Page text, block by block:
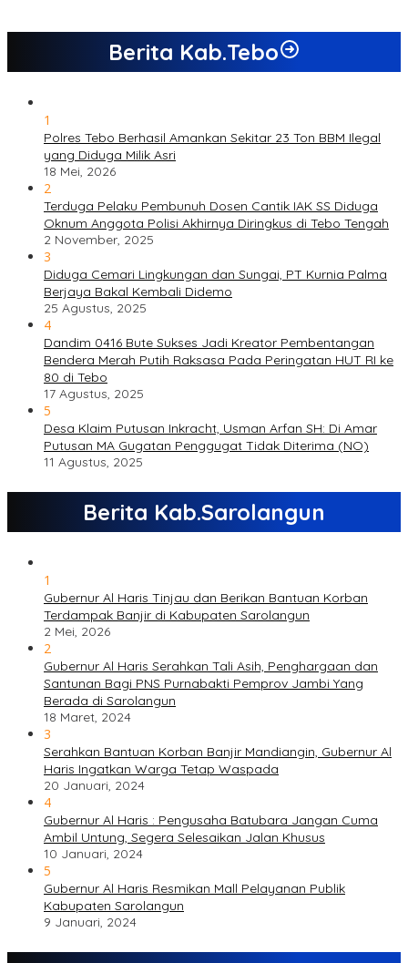
Berita Kab.Tebo
1
Polres Tebo Berhasil Amankan Sekitar 23 Ton BBM Ilegal
yang Diduga Milik Asri
18 Mei, 2026
2
Terduga Pelaku Pembunuh Dosen Cantik IAK SS Diduga
Oknum Anggota Polisi Akhirnya Diringkus di Tebo Tengah
2 November, 2025
3
Diduga Cemari Lingkungan dan Sungai, PT Kurnia Palma
Berjaya Bakal Kembali Didemo
25 Agustus, 2025
4
Dandim 0416 Bute Sukses Jadi Kreator Pembentangan
Bendera Merah Putih Raksasa Pada Peringatan HUT RI ke
80 di Tebo
17 Agustus, 2025
5
Desa Klaim Putusan Inkracht, Usman Arfan SH: Di Amar
Putusan MA Gugatan Penggugat Tidak Diterima (NO)
11 Agustus, 2025
Berita Kab.Sarolangun
1
Gubernur Al Haris Tinjau dan Berikan Bantuan Korban
Terdampak Banjir di Kabupaten Sarolangun
2 Mei, 2026
2
Gubernur Al Haris Serahkan Tali Asih, Penghargaan dan
Santunan Bagi PNS Purnabakti Pemprov Jambi Yang
Berada di Sarolangun
18 Maret, 2024
3
Serahkan Bantuan Korban Banjir Mandiangin, Gubernur Al
Haris Ingatkan Warga Tetap Waspada
20 Januari, 2024
4
Gubernur Al Haris : Pengusaha Batubara Jangan Cuma
Ambil Untung, Segera Selesaikan Jalan Khusus
10 Januari, 2024
5
Gubernur Al Haris Resmikan Mall Pelayanan Publik
Kabupaten Sarolangun
9 Januari, 2024